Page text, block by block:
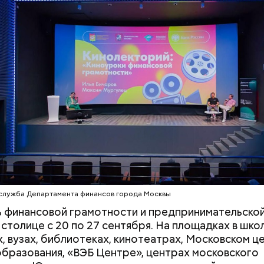
Департамента финансов города Москвы
финансовой грамотности и
с 20 по 27 сентября. На площадках в
вузах, библиотеках, кинотеатрах, Московском
«ВЭБ Центре», центрах московского
странице сайтаkarta.mos.ruможно найти
и самые выгодные предложения, которые
деревянный дом построили в начале XIX века,
в 1830 годах. В здании есть
под жилое помещение.